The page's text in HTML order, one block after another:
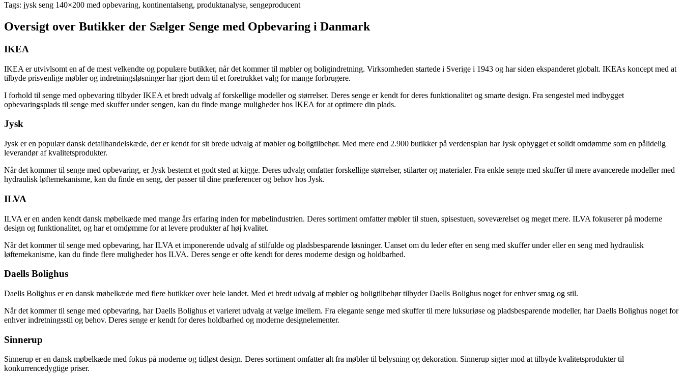
Tags: jysk seng 140×200 med opbevaring, kontinentalseng, produktanalyse, sengeproducent
Oversigt over Butikker der Sælger Senge med Opbevaring i Danmark
IKEA
IKEA er utvivlsomt en af de mest velkendte og populære butikker, når det kommer til møbler og boligindretning. Virksomheden startede i Sverige i 1943 og har siden ekspanderet globalt. IKEAs koncept med at
tilbyde prisvenlige møbler og indretningsløsninger har gjort dem til et foretrukket valg for mange forbrugere.
I forhold til senge med opbevaring tilbyder IKEA et bredt udvalg af forskellige modeller og størrelser. Deres senge er kendt for deres funktionalitet og smarte design. Fra sengestel med indbygget
opbevaringsplads til senge med skuffer under sengen, kan du finde mange muligheder hos IKEA for at optimere din plads.
Jysk
Jysk er en populær dansk detailhandelskæde, der er kendt for sit brede udvalg af møbler og boligtilbehør. Med mere end 2.900 butikker på verdensplan har Jysk opbygget et solidt omdømme som en pålidelig
leverandør af kvalitetsprodukter.
Når det kommer til senge med opbevaring, er Jysk bestemt et godt sted at kigge. Deres udvalg omfatter forskellige størrelser, stilarter og materialer. Fra enkle senge med skuffer til mere avancerede modeller med
hydraulisk løftemekanisme, kan du finde en seng, der passer til dine præferencer og behov hos Jysk.
ILVA
ILVA er en anden kendt dansk møbelkæde med mange års erfaring inden for møbelindustrien. Deres sortiment omfatter møbler til stuen, spisestuen, soveværelset og meget mere. ILVA fokuserer på moderne
design og funktionalitet, og har et omdømme for at levere produkter af høj kvalitet.
Når det kommer til senge med opbevaring, har ILVA et imponerende udvalg af stilfulde og pladsbesparende løsninger. Uanset om du leder efter en seng med skuffer under eller en seng med hydraulisk
løftemekanisme, kan du finde flere muligheder hos ILVA. Deres senge er ofte kendt for deres moderne design og holdbarhed.
Daells Bolighus
Daells Bolighus er en dansk møbelkæde med flere butikker over hele landet. Med et bredt udvalg af møbler og boligtilbehør tilbyder Daells Bolighus noget for enhver smag og stil.
Når det kommer til senge med opbevaring, har Daells Bolighus et varieret udvalg at vælge imellem. Fra elegante senge med skuffer til mere luksuriøse og pladsbesparende modeller, har Daells Bolighus noget for
enhver indretningsstil og behov. Deres senge er kendt for deres holdbarhed og moderne designelementer.
Sinnerup
Sinnerup er en dansk møbelkæde med fokus på moderne og tidløst design. Deres sortiment omfatter alt fra møbler til belysning og dekoration. Sinnerup sigter mod at tilbyde kvalitetsprodukter til
konkurrencedygtige priser.